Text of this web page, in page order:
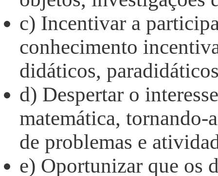
c) Incentivar a
conhecimento
didáticos,
d) Despertar o
matemática, tornando-
de problemas e
e) Oportunizar que os